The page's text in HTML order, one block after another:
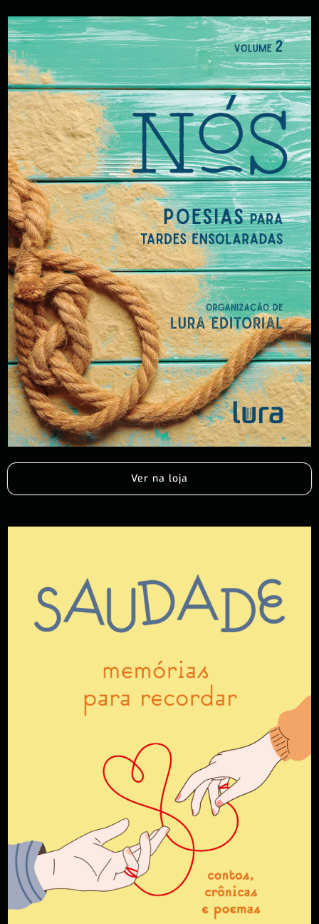
Ver na loja